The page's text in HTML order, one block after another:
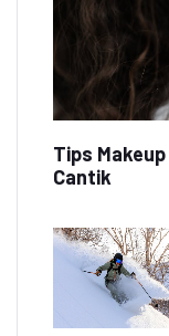
Tips
Cantik